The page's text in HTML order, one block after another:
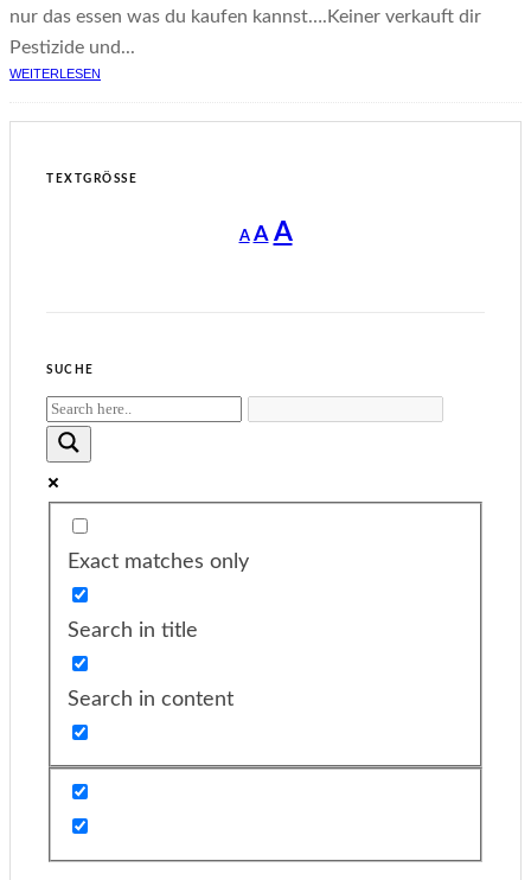
nur das essen was du kaufen kannst….Keiner verkauft dir
Pestizide und...
WEITERLESEN
TEXTGRÖSSE
A
Decrease
font
A Reset
AIncrease
SUCHE
Exact matches only
Search in title
Search in content